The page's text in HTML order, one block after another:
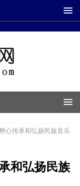
心传承和弘扬民族音乐
和弘扬民族